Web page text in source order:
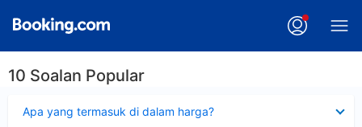
10 Soalan Popular
Apa yang termasuk di dalam harga?